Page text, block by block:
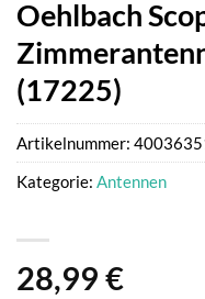
Oehlbach
(17225)
28,99 €
Artikelnummer:
Kategorie: Antennen